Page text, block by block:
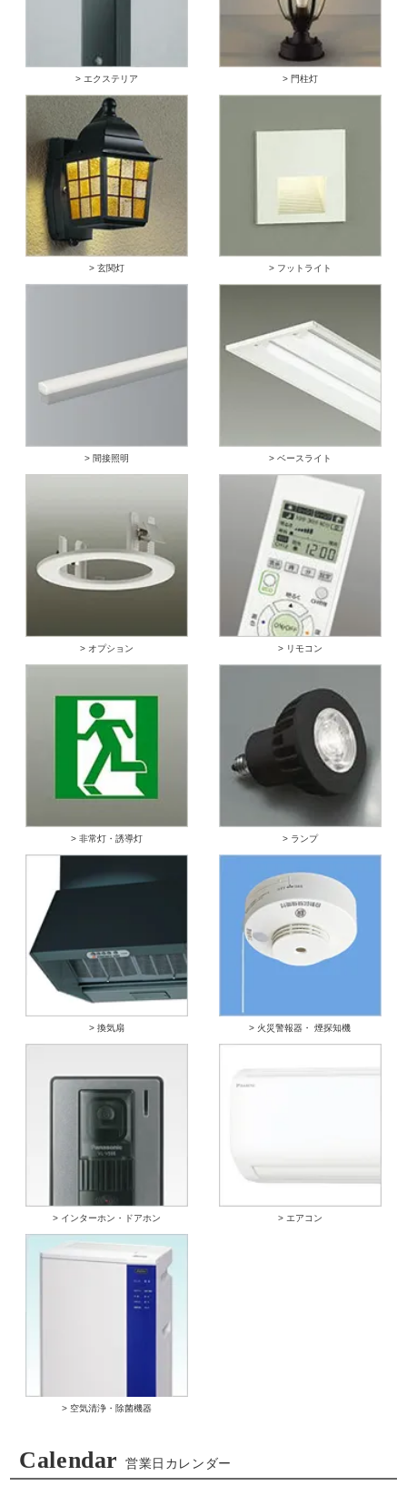
> エクステリア > 門柱灯
> 玄関灯 > フットライト
> 間接照明 > ベースライト
> オプション > リモコン
> 非常灯・誘導灯 > ランプ
> 換気扇 > 火災警報器・ 煙探知機
> インターホン・ドアホン > エアコン
> 空気清浄・除菌機器
Calendar 営業日カレンダー